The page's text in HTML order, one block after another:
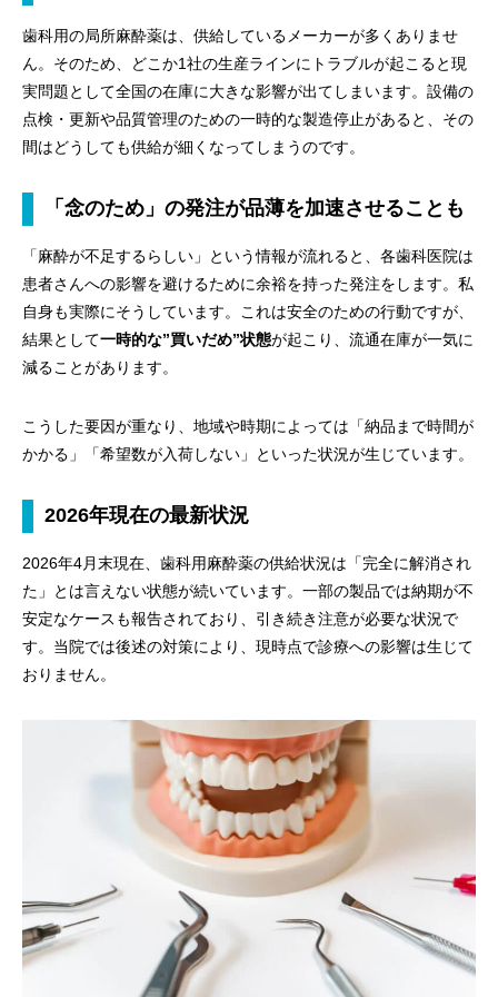
歯科用の局所麻酔薬は、供給しているメーカーが多くありませ
ん。そのため、どこか1社の生産ラインにトラブルが起こると現
実問題として全国の在庫に大きな影響が出てしまいます。設備の
点検・更新や品質管理のための一時的な製造停止があると、その
間はどうしても供給が細くなってしまうのです。
「念のため」の発注が品薄を加速させることも
「麻酔が不足するらしい」という情報が流れると、各歯科医院は
患者さんへの影響を避けるために余裕を持った発注をします。私
自身も実際にそうしています。これは安全のための行動ですが、
結果として一時的な”買いだめ”状態が起こり、流通在庫が一気に
減ることがあります。
こうした要因が重なり、地域や時期によっては「納品まで時間が
かかる」「希望数が入荷しない」といった状況が生じています。
2026年現在の最新状況
2026年4月末現在、歯科用麻酔薬の供給状況は「完全に解消され
た」とは言えない状態が続いています。一部の製品では納期が不
安定なケースも報告されており、引き続き注意が必要な状況で
す。当院では後述の対策により、現時点で診療への影響は生じて
おりません。